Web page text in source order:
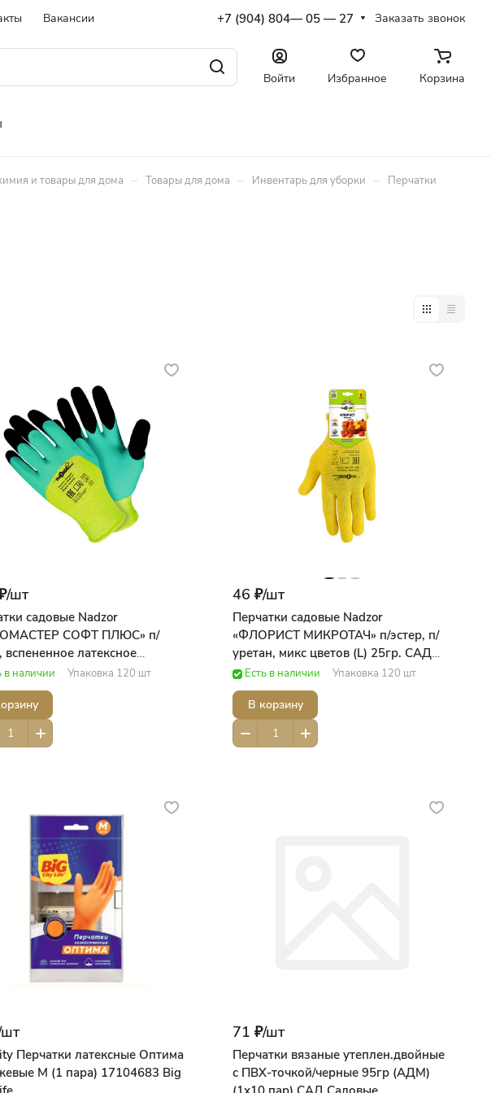
Вакансии +7 (904) 804— 05 — 27 Заказать звонок
Войти Избранное Корзина
и товары для дома – Товары для дома – Инвентарь для уборки –
Перчатки
шт
садовые Nadzor
СОФТ ПЛЮС» п/
вспененное латексное
(L) 63гр. САД Садовые
в наличии Упаковка 120 шт
46 ₽/шт
Перчатки садовые Nadzor
«ФЛОРИСТ МИКРОТАЧ» п/эстер, п/
уретан, микс цветов (L) 25гр. САД
Садовые принадлежности
Есть в наличии Упаковка 120 шт
В корзину
шт
Перчатки латексные Оптима
M (1 пара) 17104683 Big
71 ₽/шт
Перчатки вязаные утеплен.двойные
с ПВХ-точкой/черные 95гр (АДМ)